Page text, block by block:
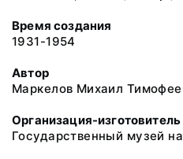
Время создания
1931-1954
Автор
Маркелов Михаил
Организация-изготовитель
Государственный музей